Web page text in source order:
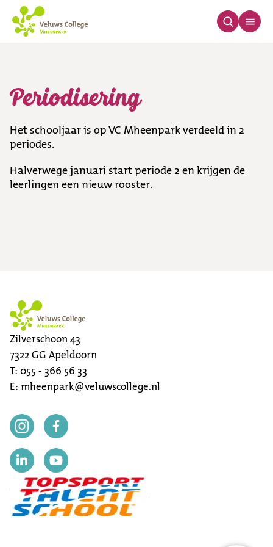
Periodisering
Periodisering
Het schooljaar is op VC Mheenpark verdeeld in 2
periodes.
Halverwege januari start periode 2 en krijgen de
leerlingen een nieuw rooster.
Zilverschoon 43
7322 GG Apeldoorn
T: 055 - 366 56 33
E: mheenpark@veluwscollege.nl